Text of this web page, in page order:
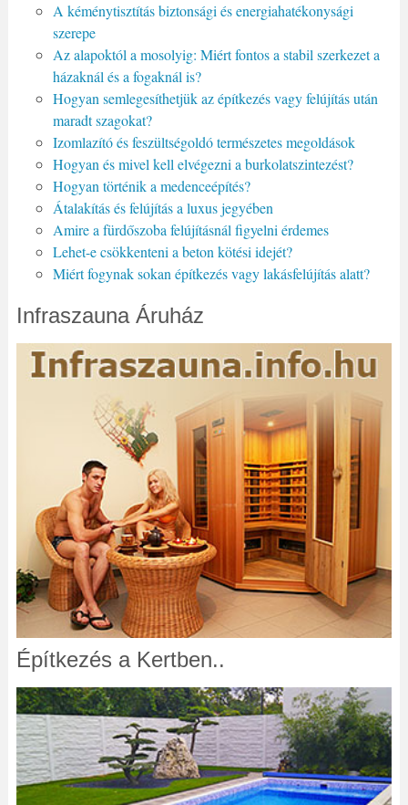
A kéménytisztítás biztonsági és energiahatékonysági
szerepe
Az alapoktól a mosolyig: Miért fontos a stabil szerkezet a
házaknál és a fogaknál is?
Hogyan semlegesíthetjük az építkezés vagy felújítás után
maradt szagokat?
Izomlazító és feszültségoldó természetes megoldások
Hogyan és mivel kell elvégezni a burkolatszintezést?
Hogyan történik a medenceépítés?
Átalakítás és felújítás a luxus jegyében
Amire a fürdőszoba felújításnál figyelni érdemes
Lehet-e csökkenteni a beton kötési idejét?
Miért fogynak sokan építkezés vagy lakásfelújítás alatt?
Infraszauna Áruház
Építkezés a Kertben..